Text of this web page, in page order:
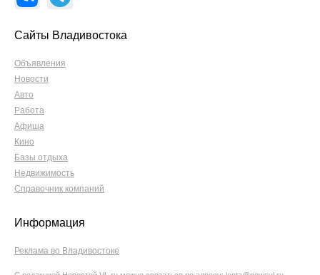
Сайты Владивостока
Объявления
Новости
Авто
Работа
Афиша
Кино
Базы отдыха
Недвижимость
Справочник компаний
Информация
Реклама во Владивостоке